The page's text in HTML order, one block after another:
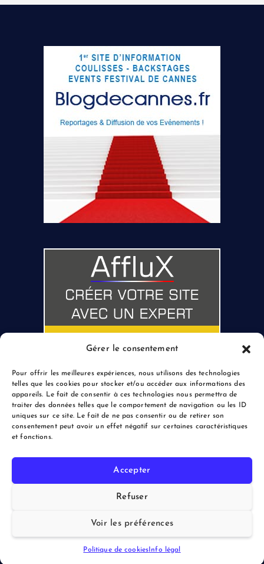
Gérer le consentement
Pour offrir les meilleures expériences, nous utilisons des technologies
telles que les cookies pour stocker et/ou accéder aux informations des
appareils. Le fait de consentir à ces technologies nous permettra de
traiter des données telles que le comportement de navigation ou les ID
uniques sur ce site. Le fait de ne pas consentir ou de retirer son
consentement peut avoir un effet négatif sur certaines caractéristiques
et fonctions.
Accepter
Refuser
Voir les préférences
Politique de cookies Info légal
Copyright © 2026 le Blogreporter | Powered by Afflux.info